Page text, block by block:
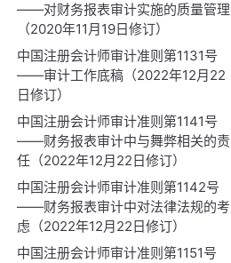
——对财务报表审计实施的质量管理
（2020年11月19日修订）
中国注册会计师审计准则第1131号
——审计工作底稿（2022年12月22
日修订）
中国注册会计师审计准则第1141号
——财务报表审计中与舞弊相关的责
任（2022年12月22日修订）
中国注册会计师审计准则第1142号
——财务报表审计中对法律法规的考
虑（2022年12月22日修订）
中国注册会计师审计准则第1151号